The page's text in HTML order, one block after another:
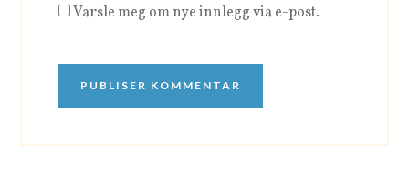
Varsle meg om nye innlegg via e-post.